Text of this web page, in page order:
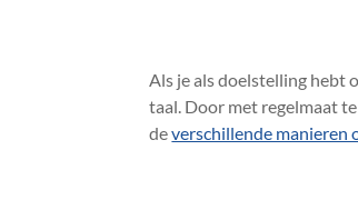
Als je als doelstelling hebt
taal. Door met regelmaat
deverschillende manieren